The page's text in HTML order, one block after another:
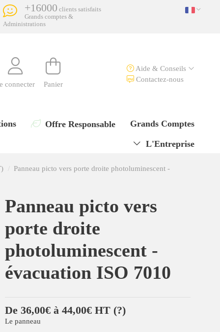
+16000 clients satisfaits
Grands comptes &
Administrations
connecter Panier
Aide & Conseils
Contactez-nous
Grands Comptes
Offre Responsable
L'Entreprise
Panneau picto vers porte droite photoluminescent -
Panneau picto vers
porte droite
photoluminescent -
évacuation ISO 7010
De 36,00€ à 44,00€ HT (?)
Le panneau